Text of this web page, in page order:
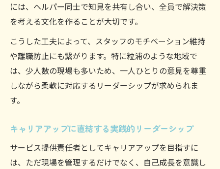
には、ヘルパー同士で知見を共有し合い、全員で解決策
を考える文化を作ることが大切です。
こうした工夫によって、スタッフのモチベーション維持
や離職防止にも繋がります。特に粒浦のような地域で
は、少人数の現場も多いため、一人ひとりの意見を尊重
しながら柔軟に対応するリーダーシップが求められま
す。
キャリアアップに直結する実践的リーダーシップ
サービス提供責任者としてキャリアアップを目指すに
は、ただ現場を管理するだけでなく、自己成長を意識し